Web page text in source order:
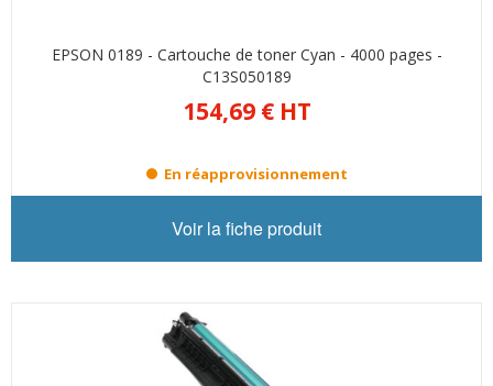
EPSON 0189 - Cartouche de toner Cyan - 4000 pages -
C13S050189
HT
154,69 €
En réapprovisionnement
Voir la fiche produit